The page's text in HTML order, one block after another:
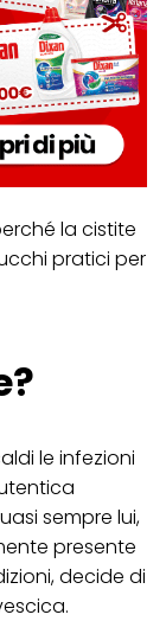
la cistite
pratici per
le infezioni
sempre lui,
presente
decide di